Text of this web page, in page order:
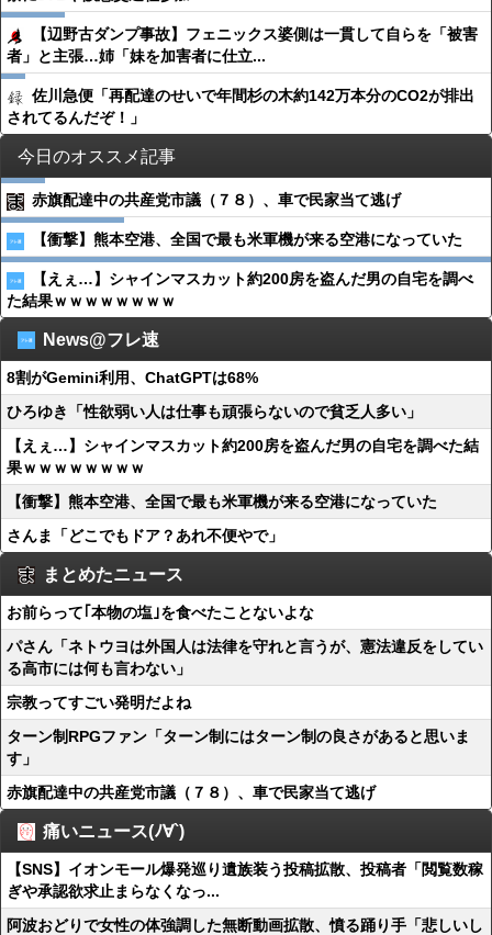
【辺野古ダンプ事故】フェニックス婆側は一貫して自らを「被害
者」と主張…姉「妹を加害者に仕立...
佐川急便「再配達のせいで年間杉の木約142万本分のCO2が排出
されてるんだぞ！」
今日のオススメ記事
赤旗配達中の共産党市議（７８）、車で民家当て逃げ
【衝撃】熊本空港、全国で最も米軍機が来る空港になっていた
【えぇ…】シャインマスカット約200房を盗んだ男の自宅を調べ
た結果ｗｗｗｗｗｗｗｗ
News@フレ速
8割がGemini利用、ChatGPTは68%
ひろゆき「性欲弱い人は仕事も頑張らないので貧乏人多い」
【えぇ…】シャインマスカット約200房を盗んだ男の自宅を調べた結
果ｗｗｗｗｗｗｗｗ
【衝撃】熊本空港、全国で最も米軍機が来る空港になっていた
さんま「どこでもドア？あれ不便やで」
まとめたニュース
お前らって｢本物の塩｣を食べたことないよな
パさん「ネトウヨは外国人は法律を守れと言うが、憲法違反をしてい
る高市には何も言わない」
宗教ってすごい発明だよね
ターン制RPGファン「ターン制にはターン制の良さがあると思いま
す」
赤旗配達中の共産党市議（７８）、車で民家当て逃げ
痛いニュース(ﾉ∀`)
【SNS】イオンモール爆発巡り遺族装う投稿拡散、投稿者「閲覧数稼
ぎや承認欲求止まらなくなっ...
阿波おどりで女性の体強調した無断動画拡散、憤る踊り手「悲しいし